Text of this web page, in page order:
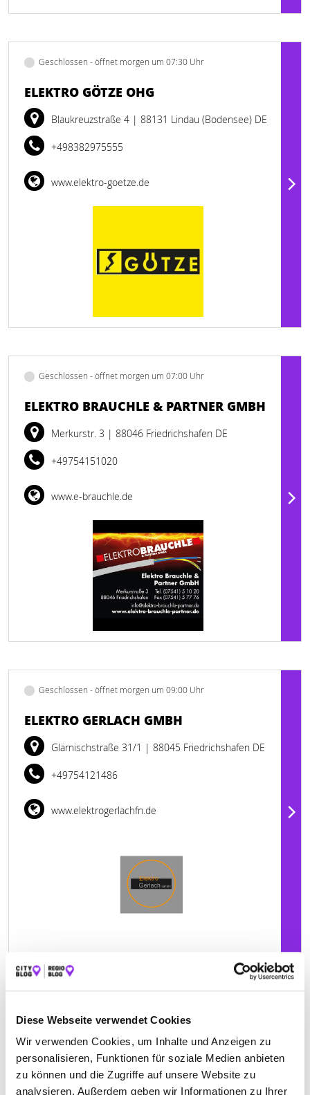
Diese Webseite verwendet Cookies
Wir verwenden Cookies, um Inhalte und Anzeigen zu
personalisieren, Funktionen für soziale Medien anbieten
zu können und die Zugriffe auf unsere Website zu
analysieren. Außerdem geben wir Informationen zu Ihrer
Geschlossen - öffnet morgen um 07:30 Uhr
ELEKTRO GÖTZE OHG
Blaukreuzstraße 4 | 88131 Lindau (Bodensee) DE
+498382975555
www.elektro-goetze.de
Geschlossen - öffnet morgen um 07:00 Uhr
ELEKTRO BRAUCHLE & PARTNER GMBH
Merkurstr. 3 | 88046 Friedrichshafen DE
+49754151020
www.e-brauchle.de
Geschlossen - öffnet morgen um 09:00 Uhr
ELEKTRO GERLACH GMBH
Glärnischstraße 31/1 | 88045 Friedrichshafen DE
+49754121486
www.elektrogerlachfn.de
ELEKTRO SONNTAG GMBH
Hauptstraße 43| 88284 Wolpertswende-
Mochenwangen DE